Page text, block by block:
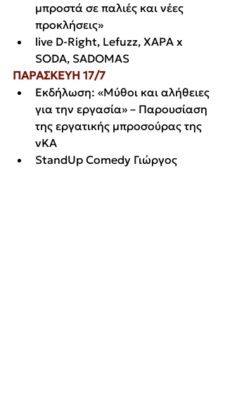
μπροστά σε παλιές και νέες
προκλήσεις»
live D-Right, Lefuzz, XAΡΑ x
SODA, SADOMAS
ΠΑΡΑΣΚΕΥΗ 17/7
Εκδήλωση: «Μύθοι και αλήθειες
για την εργασία» – Παρουσίαση
της εργατικής μπροσούρας της
νΚΑ
StandUp Comedy Γιώργος